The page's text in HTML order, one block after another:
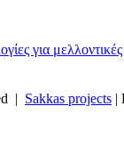
για
| Sakkas projects |